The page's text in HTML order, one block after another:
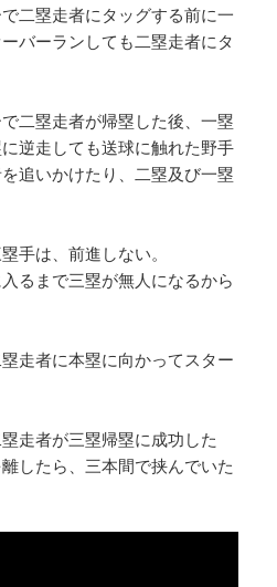
二塁走者にタッグする前に一
バーランしても二塁走者にタ
二塁走者が帰塁した後、一塁
逆走しても送球に触れた野手
追いかけたり、二塁及び一塁
手は、前進しない。
るまで三塁が無人になるから
走者に本塁に向かってスター
走者が三塁帰塁に成功した
したら、三本間で挟んでいた